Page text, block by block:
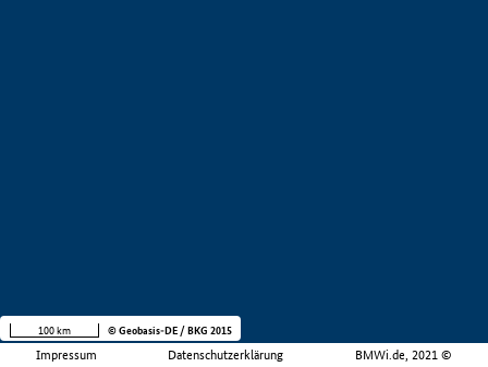
Impressum Datenschutzerklärung BMWi.de, 2021 ©
100 km © Geobasis-DE / BKG 2015